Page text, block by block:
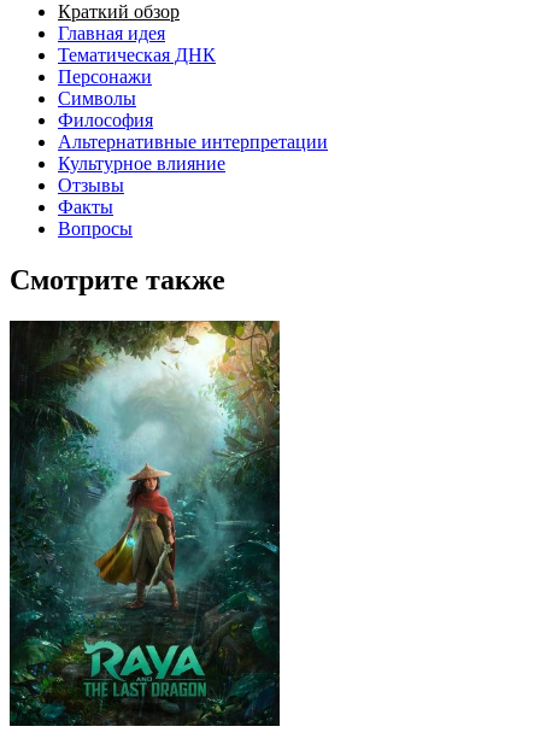
Краткий обзор
Главная идея
Тематическая ДНК
Персонажи
Символы
Философия
Альтернативные интерпретации
Культурное влияние
Отзывы
Факты
Вопросы
Смотрите также